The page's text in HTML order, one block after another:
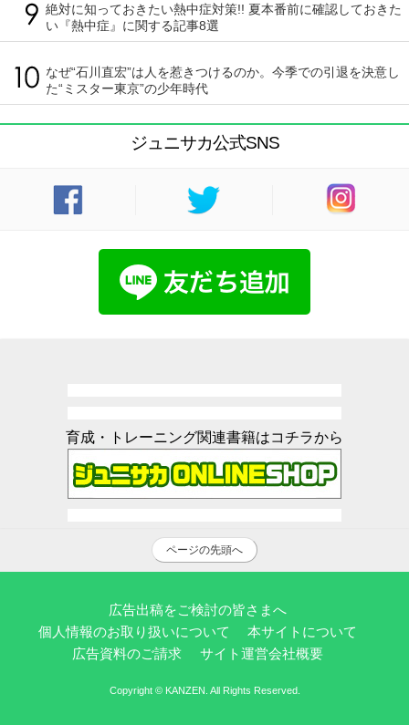
絶対に知っておきたい熱中症対策!! 夏本番前に確認しておきた
い『熱中症』に関する記事8選
なぜ“石川直宏”は人を惹きつけるのか。今季での引退を決意し
た“ミスター東京”の少年時代
ジュニサカ公式SNS
育成・トレーニング関連書籍はコチラから
ページの先頭へ
広告出稿をご検討の皆さまへ
個人情報のお取り扱いについて
本サイトについて
広告資料のご請求
サイト運営会社概要
Copyright © KANZEN. All Rights Reserved.